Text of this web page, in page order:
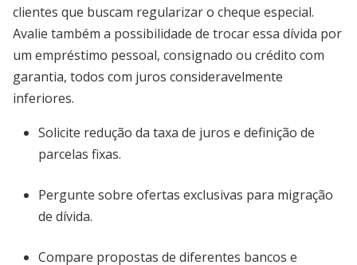
clientes que buscam regularizar o cheque especial.
Avalie também a possibilidade de trocar essa dívida por
um empréstimo pessoal, consignado ou crédito com
garantia, todos com juros consideravelmente
inferiores.
Solicite redução da taxa de juros e definição de
parcelas fixas.
Pergunte sobre ofertas exclusivas para migração
de dívida.
Compare propostas de diferentes bancos e